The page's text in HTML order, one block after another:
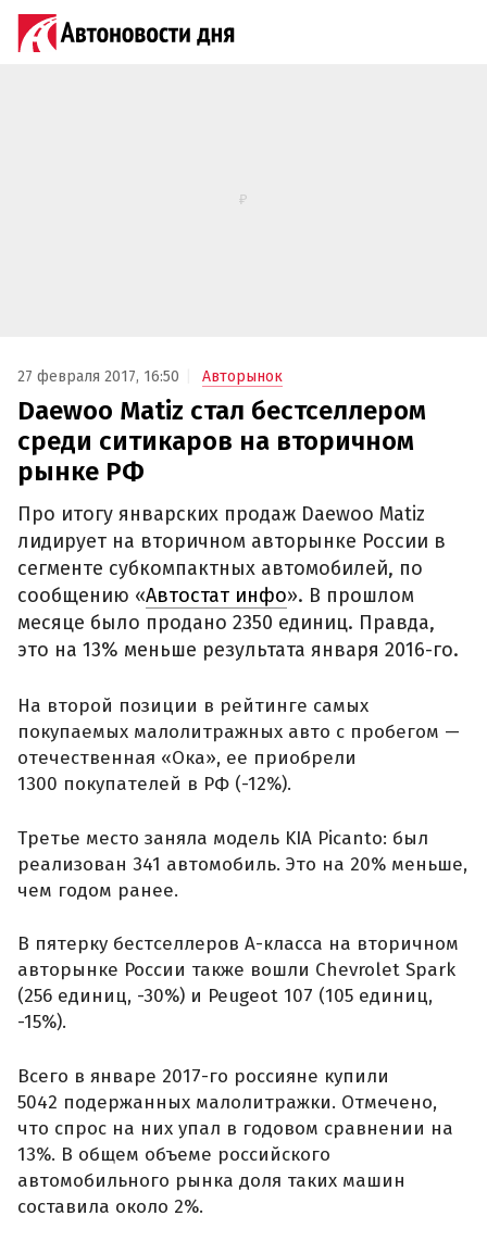
27 февраля 2017, 16:50 Авторынок
Daewoo Matiz стал бестселлером
среди ситикаров на вторичном
рынке РФ
Про итогу январских продаж Daewoo Matiz
лидирует на вторичном авторынке России в
сегменте субкомпактных автомобилей, по
сообщению «Автостат инфо». В прошлом
месяце было продано 2350 единиц. Правда,
это на 13% меньше результата января 2016-го.
На второй позиции в рейтинге самых
покупаемых малолитражных авто с пробегом —
отечественная «Ока», ее приобрели
1300 покупателей в РФ (-12%).
Третье место заняла модель KIA Picanto: был
реализован 341 автомобиль. Это на 20% меньше,
чем годом ранее.
В пятерку бестселлеров А-класса на вторичном
авторынке России также вошли Chevrolet Spark
(256 единиц, -30%) и Peugeot 107 (105 единиц,
-15%).
Всего в январе 2017-го россияне купили
5042 подержанных малолитражки. Отмечено,
что спрос на них упал в годовом сравнении на
13%. В общем объеме российского
автомобильного рынка доля таких машин
составила около 2%.